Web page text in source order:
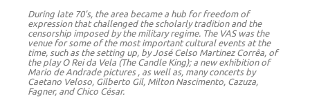
During late 70’s, the area became a hub for freedom of
expression that challenged the scholarly tradition and the
censorship imposed by the military regime. The VAS was the
venue for some of the most important cultural events at the
time, such as the setting up, by José Celso Martinez Corrêa, of
the play O Rei da Vela (The Candle King); a new exhibition of
Mario de Andrade pictures , as well as, many concerts by
Caetano Veloso, Gilberto Gil, Milton Nascimento, Cazuza,
Fagner, and Chico César.